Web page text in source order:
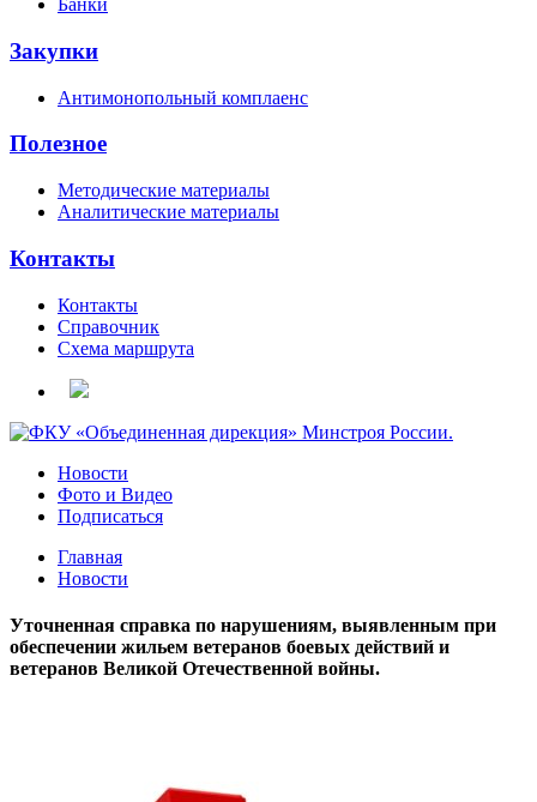
Банки
Закупки
Антимонопольный комплаенс
Полезное
Методические материалы
Аналитические материалы
Контакты
Контакты
Справочник
Схема маршрута
Новости
Фото и Видео
Подписаться
Главная
Новости
Уточненная справка по нарушениям, выявленным при
обеспечении жильем ветеранов боевых действий и
ветеранов Великой Отечественной войны.